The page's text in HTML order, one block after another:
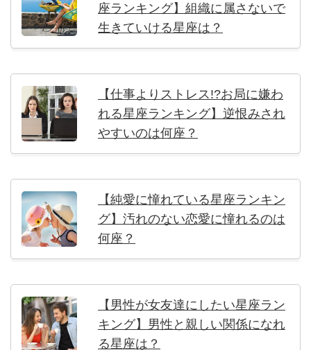
座ランキング】組織に属さないで
生きていける星座は？
【仕事よりストレス!?お局に嫌わ
れる星座ランキング】逆恨みされ
やすいのは何座？
【純愛に憧れている星座ランキン
グ】汚れのない恋愛に憧れるのは
何座？
【男性が女友達にしたい星座ラン
キング】男性と親しい関係になれ
る星座は？